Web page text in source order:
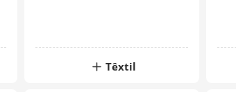
Têxtil